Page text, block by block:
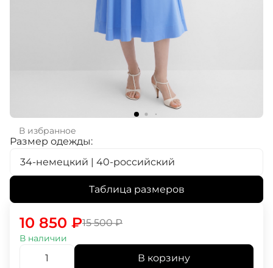
В избранное
Размер одежды:
34-немецкий | 40-российский
Таблица размеров
15 500₽
10 850 ₽
В наличии
В корзину